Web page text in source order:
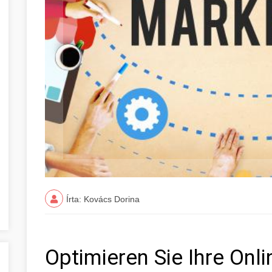
Írta: Kovács Dorina
Optimieren Sie Ihre